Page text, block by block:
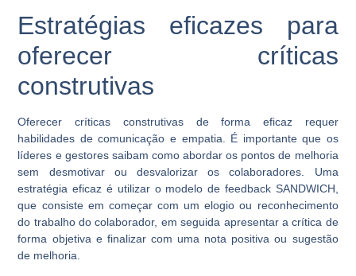
Estratégias eficazes para
oferecer críticas
construtivas
Oferecer críticas construtivas de forma eficaz requer
habilidades de comunicação e empatia. É importante que os
líderes e gestores saibam como abordar os pontos de melhoria
sem desmotivar ou desvalorizar os colaboradores. Uma
estratégia eficaz é utilizar o modelo de feedback SANDWICH,
que consiste em começar com um elogio ou reconhecimento
do trabalho do colaborador, em seguida apresentar a crítica de
forma objetiva e finalizar com uma nota positiva ou sugestão
de melhoria.